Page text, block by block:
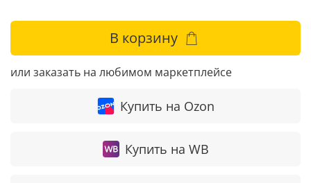
В корзину
или заказать на любимом маркетплейсе
Купить на Ozon
Купить на WB